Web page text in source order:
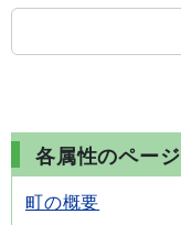
各属性のページ
町の概要